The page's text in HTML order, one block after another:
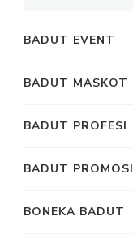
BADUT EVENT
BADUT MASKOT
BADUT PROFESI
BADUT PROMOSI
BONEKA BADUT